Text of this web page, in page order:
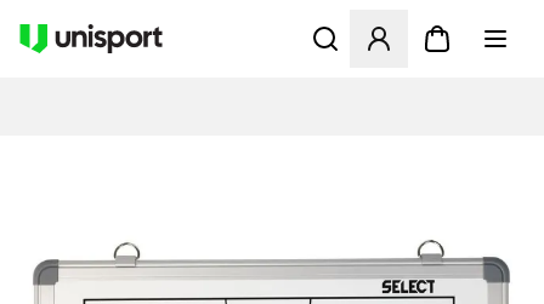
Öppnar en Modal för att